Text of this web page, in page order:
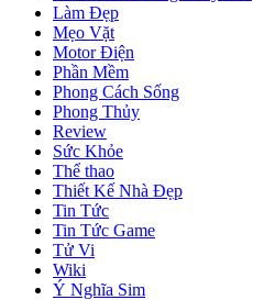
Làm Đẹp
Mẹo Vặt
Motor Điện
Phần Mềm
Phong Cách Sống
Phong Thủy
Review
Sức Khỏe
Thể thao
Thiết Kế Nhà Đẹp
Tin Tức
Tin Tức Game
Tử Vi
Wiki
Ý Nghĩa Sim